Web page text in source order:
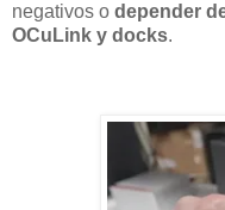
negativos o depender
OCuLink y docks.